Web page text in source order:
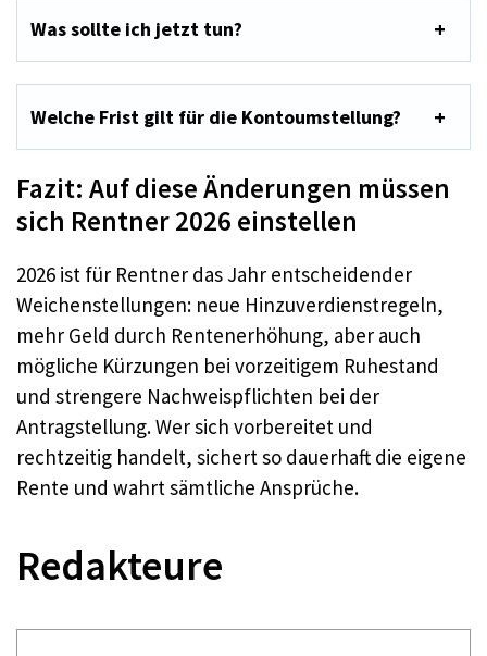
Was sollte ich jetzt tun?
Welche Frist gilt für die Kontoumstellung?
Fazit: Auf diese Änderungen müssen
sich Rentner 2026 einstellen
2026 ist für Rentner das Jahr entscheidender
Weichenstellungen: neue Hinzuverdienstregeln,
mehr Geld durch Rentenerhöhung, aber auch
mögliche Kürzungen bei vorzeitigem Ruhestand
und strengere Nachweispflichten bei der
Antragstellung. Wer sich vorbereitet und
rechtzeitig handelt, sichert so dauerhaft die eigene
Rente und wahrt sämtliche Ansprüche.
Redakteure